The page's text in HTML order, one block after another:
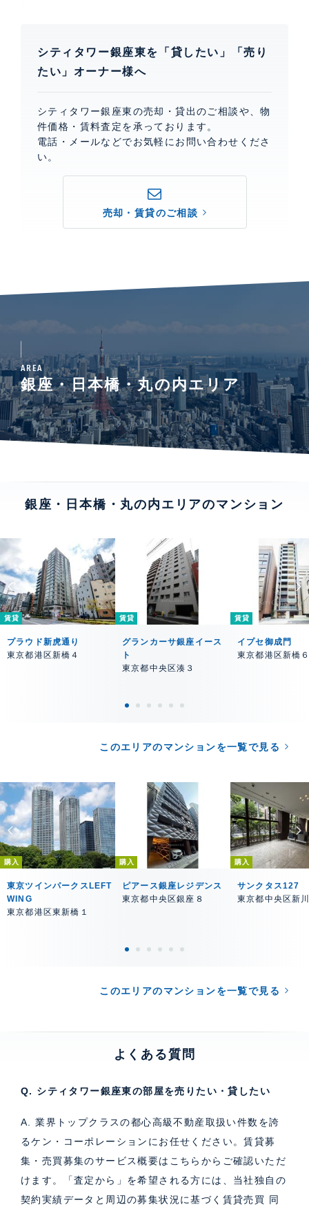
シティタワー銀座東を「貸したい」「売り
たい」オーナー様へ
シティタワー銀座東の売却・貸出のご相談や、物
件価格・賃料査定を承っております。
電話・メールなどでお気軽にお問い合わせくださ
い。
売却・賃貸のご相談
AREA
銀座・日本橋・丸の内エリア
銀座・日本橋・丸の内エリアのマンション
賃貸
プラウド新虎通り
東京都港区新橋４
賃貸
グランカーサ銀座イース
ト
東京都中央区湊３
賃貸
イプセ御成門
東京都港区新橋
このエリアのマンションを一覧で見る
購入
東京ツインパークスLEFT
WING
東京都港区東新橋１
購入
ピアース銀座レジデンス
東京都中央区銀座８
購入
サンクタス127
東京都中央区新
このエリアのマンションを一覧で見る
よくある質問
Q. シティタワー銀座東の部屋を売りたい・貸したい
A. 業界トップクラスの都心高級不動産取扱い件数を誇
るケン・コーポレーションにお任せください。賃貸募
集・売買募集のサービス概要はこちら からご確認いただ
けます。「査定から」を希望される方には、当社独自の
契約実績データと周辺の募集状況に基づく 賃貸売買 同